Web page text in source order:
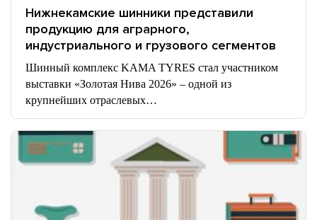
Нижнекамские шинники представили
продукцию для аграрного,
индустриального и грузового сегментов
Шинный комплекс KAMA TYRES стал участником
выставки «Золотая Нива 2026» – одной из
крупнейших отраслевых…